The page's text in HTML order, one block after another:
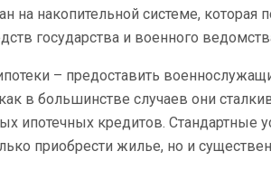
на накопительной системе, которая
государства и военного
– предоставить
в большинстве случаев они
ипотечных кредитов. Стандартные
приобрести жилье, но и